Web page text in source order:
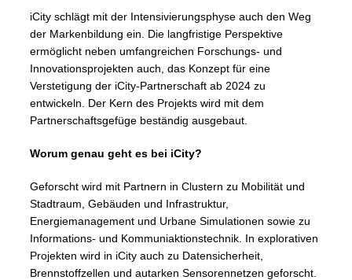
iCity schlägt mit der Intensivierungsphyse auch den Weg
der Markenbildung ein. Die langfristige Perspektive
ermöglicht neben umfangreichen Forschungs- und
Innovationsprojekten auch, das Konzept für eine
Verstetigung der iCity-Partnerschaft ab 2024 zu
entwickeln. Der Kern des Projekts wird mit dem
Partnerschaftsgefüge beständig ausgebaut.
Worum genau geht es bei iCity?
Geforscht wird mit Partnern in Clustern zu Mobilität und
Stadtraum, Gebäuden und Infrastruktur,
Energiemanagement und Urbane Simulationen sowie zu
Informations- und Kommuniaktionstechnik. In explorativen
Projekten wird in iCity auch zu Datensicherheit,
Brennstoffzellen und autarken Sensorennetzen geforscht.